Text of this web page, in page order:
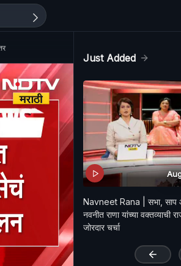
Just Added
Navneet Rana | सभा, साप
नवनीत राणा यांच्या वक्तव्याची
जोरदार चर्चा